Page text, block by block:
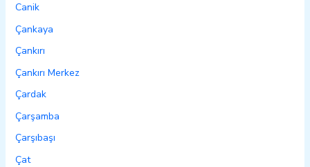
Canik
Çankaya
Çankırı
Çankırı Merkez
Çardak
Çarşamba
Çarşıbaşı
Çat